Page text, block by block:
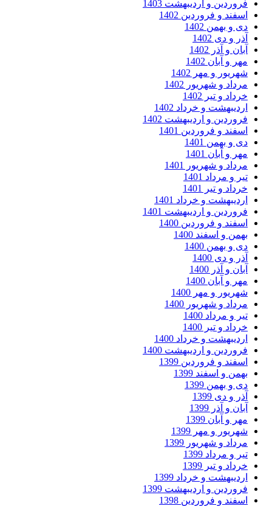
و اردیبهشت 1403
و فروردین 1402
و بهمن 1402
و دی 1402
و آذر 1402
و آبان 1402
و مهر 1402
و شهریور 1402
و تیر 1402
و خرداد 1402
و اردیبهشت 1402
و فروردین 1401
و بهمن 1401
و آبان 1401
و شهریور 1401
و مرداد 1401
و تیر 1401
و خرداد 1401
و اردیبهشت 1401
و فروردین 1400
و اسفند 1400
و بهمن 1400
و دی 1400
و آذر 1400
و آبان 1400
و مهر 1400
و شهریور 1400
و مرداد 1400
و تیر 1400
و خرداد 1400
و اردیبهشت 1400
و فروردین 1399
و اسفند 1399
و بهمن 1399
و دی 1399
و آذر 1399
و آبان 1399
و مهر 1399
و شهریور 1399
و مرداد 1399
و تیر 1399
و خرداد 1399
و اردیبهشت 1399
و فروردین 1398